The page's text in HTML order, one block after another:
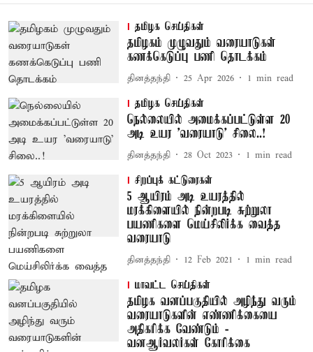
தமிழக செய்திகள்
தமிழகம் முழுவதும் வரையாடுகள்
கணக்கெடுப்பு பணி தொடக்கம்
தினத்தந்தி 25 Apr 2026 1 min read
தமிழக செய்திகள்
நெல்லையில் அமைக்கப்பட்டுள்ள 20
அடி உயர 'வரையாடு' சிலை..!
தினத்தந்தி 28 Oct 2023 1 min read
சிறப்புக் கட்டுரைகள்
5 ஆயிரம் அடி உயரத்தில்
மரக்கிளையில் நின்றபடி சுற்றுலா
பயணிகளை மெய்சிலிர்க்க வைத்த
வரையாடு
தினத்தந்தி 12 Feb 2021 1 min read
மாவட்ட செய்திகள்
தமிழக வனப்பகுதியில் அழிந்து வரும்
வரையாடுகளின் எண்ணிக்கையை
அதிகரிக்க வேண்டும் -
வனஆர்வலர்கள் கோரிக்கை